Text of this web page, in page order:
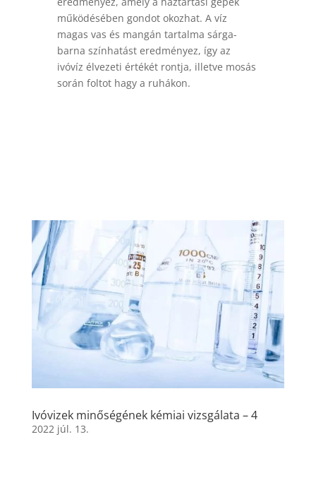
működésében gondot okozhat. A víz
magas vas és mangán tartalma sárga-
barna színhatást eredményez, így az
ivóvíz élvezeti értékét rontja, illetve mosás
során foltot hagy a ruhákon.
Ivóvizek minőségének kémiai vizsgálata – 4
2022 júl. 13.